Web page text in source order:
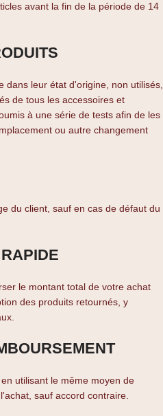
avant la fin de la période de 14
dans leur état d'origine, non utilisés,
de tous les accessoires et
à une série de tests afin de les
ou autre changement
du client, sauf en cas de défaut du
le montant total de votre achat
des produits retournés, y
utilisant le même moyen de
sauf accord contraire.